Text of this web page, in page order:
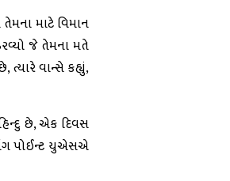
માટે વિમાન
જે તેમના મતે
ત્યારે વાન્સે કહ્યું,
છે, એક દિવસ
પોઈન્ટ યુએસએ